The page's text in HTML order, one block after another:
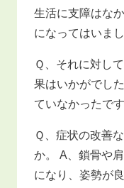
生活に支障はな
になってはいまし
Ｑ、それに対し
果はいかがでし
ていなかったです
Ｑ、症状の改善
か。 A、鎖骨や
になり、姿勢が